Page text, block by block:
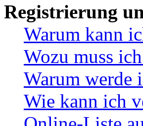
Registrierung
Warum kann
Wozu muss
Warum werde
Wie kann ich